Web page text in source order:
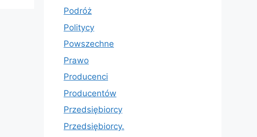
Podróż
Politycy
Powszechne
Prawo
Producenci
Producentów
Przedsiębiorcy
Przedsiębiorcy.